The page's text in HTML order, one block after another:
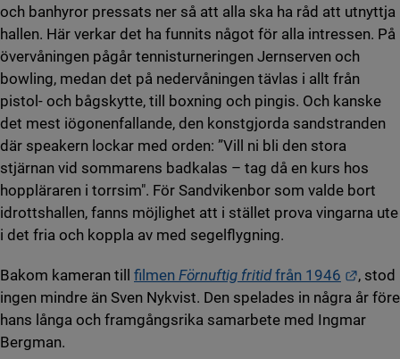
och banhyror pressats ner så att alla ska ha råd att utnyttja
hallen. Här verkar det ha funnits något för alla intressen. På
övervåningen pågår tennisturneringen Jernserven och
bowling, medan det på nedervåningen tävlas i allt från
pistol- och bågskytte, till boxning och pingis. Och kanske
det mest iögonenfallande, den konstgjorda sandstranden
där speakern lockar med orden: ”Vill ni bli den stora
stjärnan vid sommarens badkalas – tag då en kurs hos
hoppläraren i torrsim". För Sandvikenbor som valde bort
idrottshallen, fanns möjlighet att i stället prova vingarna ute
i det fria och koppla av med segelflygning.
Bakom kameran till filmen Förnuftig fritidfrån 1946 Länk
, stod
ingen mindre än Sven Nykvist. Den spelades in några år före
hans långa och framgångsrika samarbete med Ingmar
Bergman.